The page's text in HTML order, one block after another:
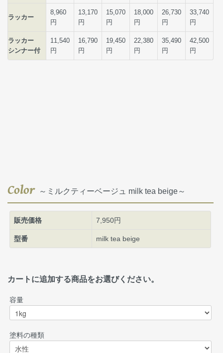
Color～ミルクティーベージュ milk tea beige～
販売価格 7,950円
型番 milk tea beige
カートに追加する商品をお選びください。
容量
塗料の種類